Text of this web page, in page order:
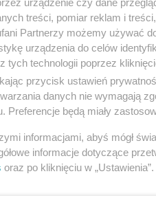
W końcu,odrobina
| #PolskaPolityka |
|
treści, pomiar reklam i
Partnerzy możemy używać
urządzenia do celów
tych technologii poprzez
przycisk ustawień
danych nie wymagają
Preferencje będą miały
informacjami, abyś mógł
informacje dotyczące
oraz po kliknięciu w „Ustawienia”.